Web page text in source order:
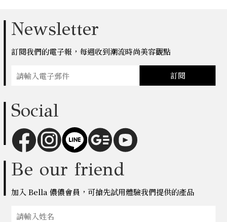
Newsletter
訂閱我們的電子報，每週收到潮流時尚美容觀點
訂閱
Social
Be our friend
加入 Bella 儂儂會員，可搶先試用體驗我們提供的產品